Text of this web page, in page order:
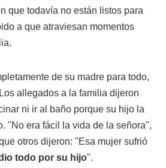
que todavía no están listos para
a que atraviesan momentos
de su madre para todo,
allegados a la familia dijeron
ni ir al baño porque su hijo la
"No era fácil la vida de la señora",
otros dijeron: "Esa mujer sufrió
todo por su hijo".